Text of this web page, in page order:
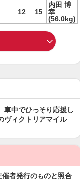
12 15
内田 博
幸
(56.0kg)
車中でひっそり応援し
ヴィクトリアマイル
者発行のものと照合